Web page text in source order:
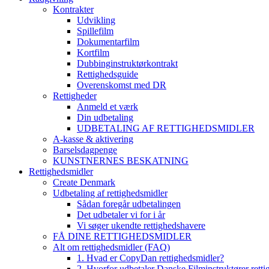
Kontrakter
Udvikling
Spillefilm
Dokumentarfilm
Kortfilm
Dubbinginstruktørkontrakt
Rettighedsguide
Overenskomst med DR
Rettigheder
Anmeld et værk
Din udbetaling
UDBETALING AF RETTIGHEDSMIDLER
A-kasse & aktivering
Barselsdagpenge
KUNSTNERNES BESKATNING
Rettighedsmidler
Create Denmark
Udbetaling af rettighedsmidler
Sådan foregår udbetalingen
Det udbetaler vi for i år
Vi søger ukendte rettighedshavere
FÅ DINE RETTIGHEDSMIDLER
Alt om rettighedsmidler (FAQ)
1. Hvad er CopyDan rettighedsmidler?